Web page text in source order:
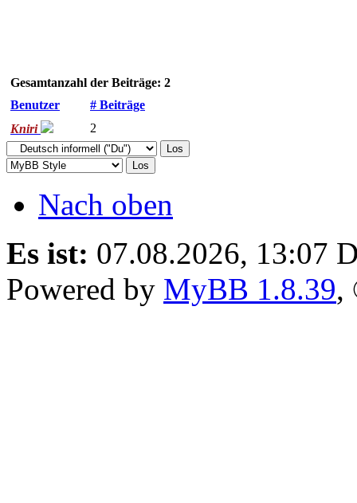
Gesamtanzahl der Beiträge: 2
Benutzer
# Beiträge
Kniri
2
Nach oben
Es ist: 07.08.2026, 13:07
Powered by MyBB 1.8.39,